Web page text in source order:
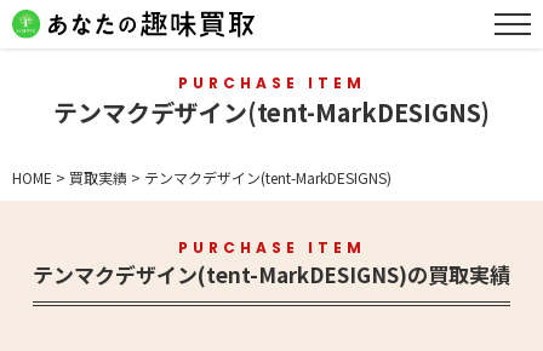
PURCHASE ITEM
テンマクデザイン(tent-MarkDESIGNS)
HOME > 買取実績 > テンマクデザイン(tent-MarkDESIGNS)
PURCHASE ITEM
テンマクデザイン(tent-MarkDESIGNS)の買取実績